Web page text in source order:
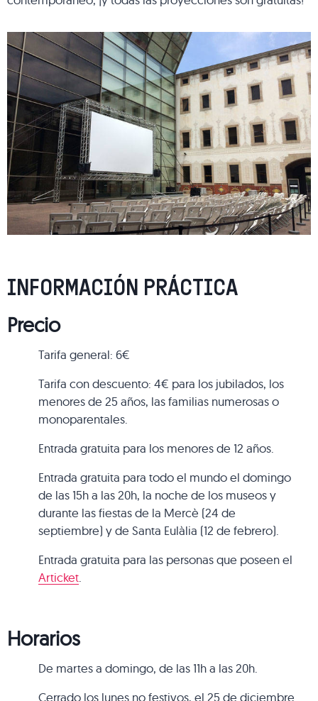
INFORMACIÓN PRÁCTICA
Precio
Tarifa general: 6€
Tarifa con descuento: 4€ para los jubilados, los
menores de 25 años, las familias numerosas o
monoparentales.
Entrada gratuita para los menores de 12 años.
Entrada gratuita para todo el mundo el domingo
de las 15h a las 20h, la noche de los museos y
durante las fiestas de la Mercè (24 de
septiembre) y de Santa Eulàlia (12 de febrero).
Entrada gratuita para las personas que poseen el
Articket
Horarios
De martes a domingo, de las 11h a las 20h.
Cerrado los lunes no festivos, el 25 de diciembre